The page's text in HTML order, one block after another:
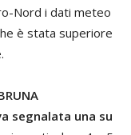
Nord i dati meteo
è stata superiore
segnalata una su